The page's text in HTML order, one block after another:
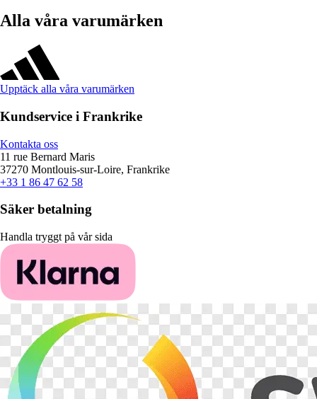
Alla våra varumärken
Upptäck alla våra varumärken
Kundservice i Frankrike
Kontakta oss
11 rue Bernard Maris
37270 Montlouis-sur-Loire, Frankrike
+33 1 86 47 62 58
Säker betalning
Handla tryggt på vår sida